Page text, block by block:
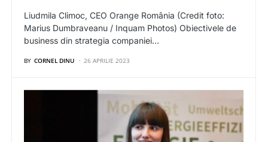
Liudmila Climoc, CEO Orange România (Credit foto:
Marius Dumbraveanu / Inquam Photos) Obiectivele de
business din strategia companiei…
BY CORNEL DINU 26 APRILIE 2023